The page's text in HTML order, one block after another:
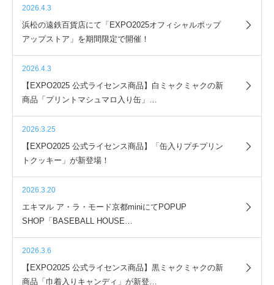
2026.4.3
浜松の遠鉄百貨店にて「EXPO2025オフィシャルポップ
アップストア」を期間限定で開催！
2026.4.3
【EXPO2025 公式ライセンス商品】白ミャクミャクの新
商品「プリントマシュマロ入り缶」…
2026.3.25
【EXPO2025 公式ライセンス商品】「缶入りプチプリン
トクッキー」が新登場！
2026.3.20
エキマル ア・ラ・モード京都miniにてPOPUP
SHOP「BASEBALL HOUSE…
2026.3.6
【EXPO2025 公式ライセンス商品】黒ミャクミャクの新
商品「巾着入りキャンディ」が新登…